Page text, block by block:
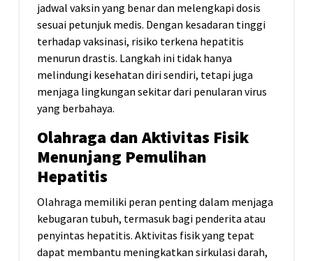
jadwal vaksin yang benar dan melengkapi dosis
sesuai petunjuk medis. Dengan kesadaran tinggi
terhadap vaksinasi, risiko terkena hepatitis
menurun drastis. Langkah ini tidak hanya
melindungi kesehatan diri sendiri, tetapi juga
menjaga lingkungan sekitar dari penularan virus
yang berbahaya.
Olahraga dan Aktivitas Fisik
Menunjang Pemulihan
Hepatitis
Olahraga memiliki peran penting dalam menjaga
kebugaran tubuh, termasuk bagi penderita atau
penyintas hepatitis. Aktivitas fisik yang tepat
dapat membantu meningkatkan sirkulasi darah,